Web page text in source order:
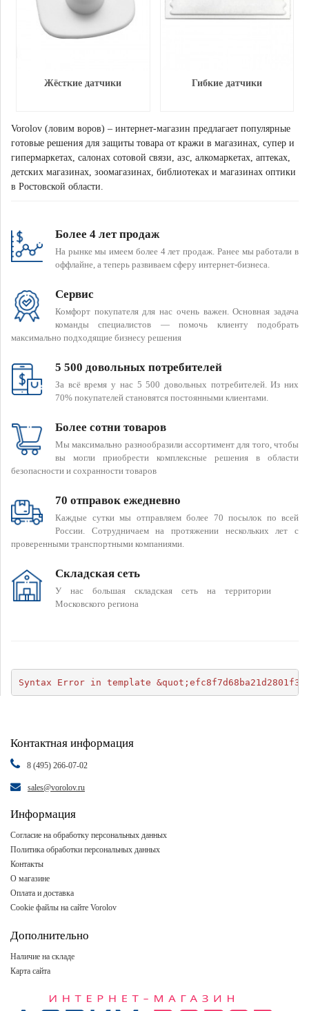
Жёсткие датчики Гибкие датчики
Vorolov (ловим воров) – интернет-магазин предлагает популярные
готовые решения для защиты товара от кражи в магазинах, супер и
гипермаркетах, салонах сотовой связи, азс, алкомаркетах, аптеках,
детских магазинах, зоомагазинах, библиотеках и магазинах оптики
в Ростовской области.
Более 4 лет продаж
На рынке мы имеем более 4 лет продаж. Ранее мы работали в
оффлайне, а теперь развиваем сферу интернет-бизнеса.
Сервис
Комфорт покупателя для нас очень важен. Основная задача
команды специалистов — помочь клиенту подобрать
максимально подходящие бизнесу решения
5 500 довольных потребителей
За всё время у нас 5 500 довольных потребителей. Из них
70% покупателей становятся постоянными клиентами.
Более сотни товаров
Мы максимально разнообразили ассортимент для того, чтобы
вы могли приобрести комплексные решения в области
безопасности и сохранности товаров
70 отправок ежедневно
Каждые сутки мы отправляем более 70 посылок по всей
России. Сотрудничаем на протяжении нескольких лет с
проверенными транспортными компаниями.
Складская сеть
У нас большая складская сеть на территории
Московского региона
Syntax Error in template
Контактная информация
8 (495) 266-07-02
sales@vorolov.ru
Информация
Согласие на обработку персональных данных
Политика обработки персональных данных
Контакты
О магазине
Оплата и доставка
Cookie файлы на сайте Vorolov
Дополнительно
Наличие на складе
Карта сайта